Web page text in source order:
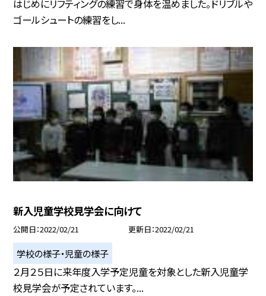
はじめにリフティングの練習で身体を温めました。ドリブルや
ゴールシュートの練習をし...
新入児童学校見学会に向けて
公開日 2022/02/21 更新日 2022/02/21
学校の様子・児童の様子
２月２５日に来年度入学予定児童を対象とした新入児童学
校見学会が予定されています。...